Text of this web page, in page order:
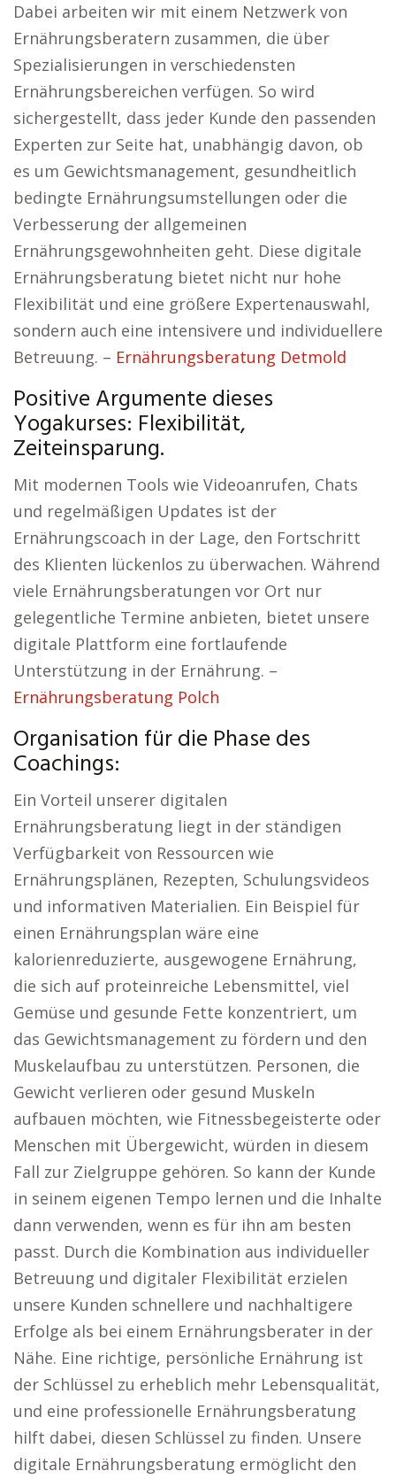
Dabei arbeiten wir mit einem Netzwerk von
Ernährungsberatern zusammen, die über
Spezialisierungen in verschiedensten
Ernährungsbereichen verfügen. So wird
sichergestellt, dass jeder Kunde den passenden
Experten zur Seite hat, unabhängig davon, ob
es um Gewichtsmanagement, gesundheitlich
bedingte Ernährungsumstellungen oder die
Verbesserung der allgemeinen
Ernährungsgewohnheiten geht. Diese digitale
Ernährungsberatung bietet nicht nur hohe
Flexibilität und eine größere Expertenauswahl,
sondern auch eine intensivere und individuellere
Betreuung. – Ernährungsberatung Detmold
Positive Argumente dieses
Yogakurses: Flexibilität,
Zeiteinsparung.
Mit modernen Tools wie Videoanrufen, Chats
und regelmäßigen Updates ist der
Ernährungscoach in der Lage, den Fortschritt
des Klienten lückenlos zu überwachen. Während
viele Ernährungsberatungen vor Ort nur
gelegentliche Termine anbieten, bietet unsere
digitale Plattform eine fortlaufende
Unterstützung in der Ernährung. –
Ernährungsberatung Polch
Organisation für die Phase des
Coachings:
Ein Vorteil unserer digitalen
Ernährungsberatung liegt in der ständigen
Verfügbarkeit von Ressourcen wie
Ernährungsplänen, Rezepten, Schulungsvideos
und informativen Materialien. Ein Beispiel für
einen Ernährungsplan wäre eine
kalorienreduzierte, ausgewogene Ernährung,
die sich auf proteinreiche Lebensmittel, viel
Gemüse und gesunde Fette konzentriert, um
das Gewichtsmanagement zu fördern und den
Muskelaufbau zu unterstützen. Personen, die
Gewicht verlieren oder gesund Muskeln
aufbauen möchten, wie Fitnessbegeisterte oder
Menschen mit Übergewicht, würden in diesem
Fall zur Zielgruppe gehören. So kann der Kunde
in seinem eigenen Tempo lernen und die Inhalte
dann verwenden, wenn es für ihn am besten
passt. Durch die Kombination aus individueller
Betreuung und digitaler Flexibilität erzielen
unsere Kunden schnellere und nachhaltigere
Erfolge als bei einem Ernährungsberater in der
Nähe. Eine richtige, persönliche Ernährung ist
der Schlüssel zu erheblich mehr Lebensqualität,
und eine professionelle Ernährungsberatung
hilft dabei, diesen Schlüssel zu finden. Unsere
digitale Ernährungsberatung ermöglicht den